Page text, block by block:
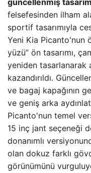
güncellenmiş tasarım
felsefesinden ilham
sportif tasarımıyla
Yeni Kia Picanto'nun
yüzü” ön tasarımı,
yeniden tasarlanarak
kazandırıldı.
ve bagaj kapağının
ve geniş arka
Picanto'nun temel
15 inç jant seçeneği
donanımlı
olan dokuz farklı
görünümünü